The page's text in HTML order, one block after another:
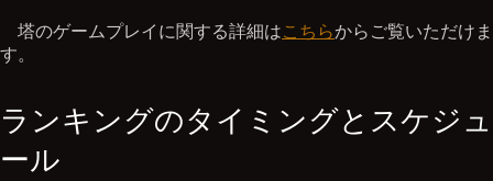
塔のゲームプレイに関する詳細はこちらからご覧いただけま
す。
ランキングのタイミングとスケジュ
ール